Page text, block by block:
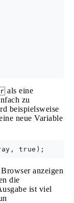
als eine
zu
beispielsweise
neue Variable
anzeigen
die
ist viel